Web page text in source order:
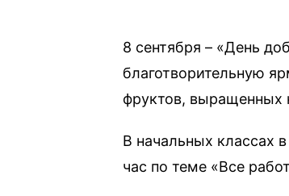
8 сентября – «День
благотворительную
фруктов, выращенных
В начальных классах
час по теме «Все